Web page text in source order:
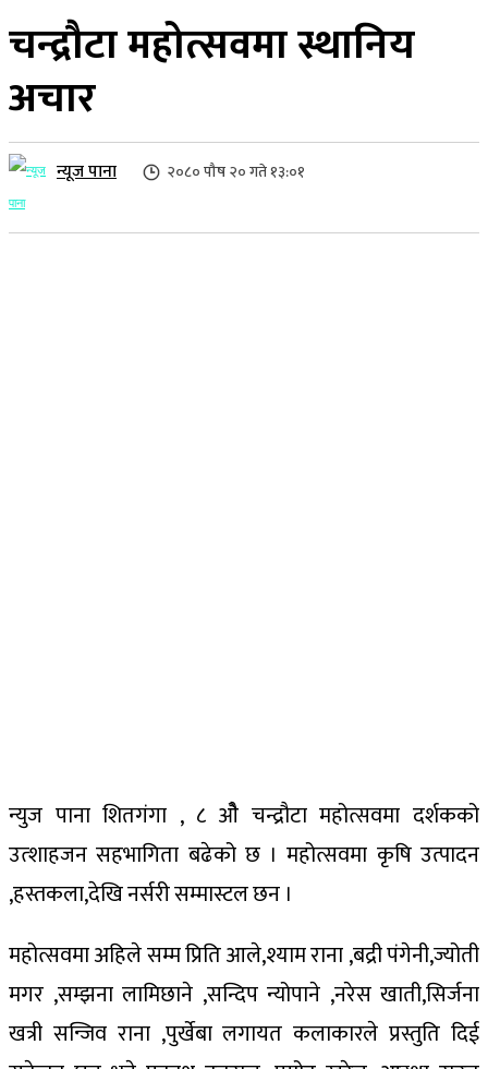
चन्द्रौटा महोत्सवमा स्थानिय
अचार
न्यूज पाना २०८० पौष २० गते १३:०१
न्युज पाना शितगंगा , ८ ओै चन्द्रौटा महोत्सवमा दर्शकको
उत्शाहजन सहभागिता बढेको छ । महोत्सवमा कृषि उत्पादन
,हस्तकला,देखि नर्सरी सम्मास्टल छन ।
महोत्सवमा अहिले सम्म प्रिति आले,श्याम राना ,बद्री पंगेनी,ज्योती
मगर ,सम्झना लामिछाने ,सन्दिप न्योपाने ,नरेस खाती,सिर्जना
खत्री सन्जिव राना ,पुर्खेबा लगायत कलाकारले प्रस्तुति दिई